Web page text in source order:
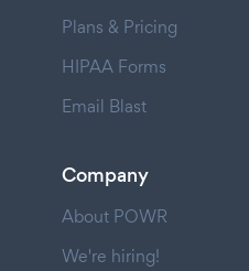
Plans & Pricing
HIPAA Forms
Email Blast
Company
About POWR
We're hiring!